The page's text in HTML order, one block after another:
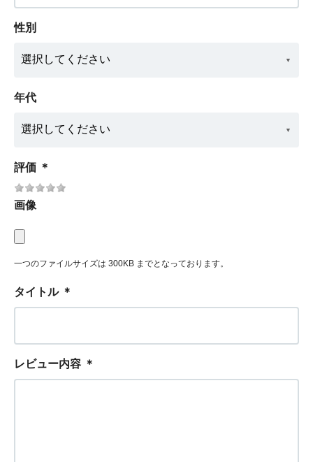
性別
年代
評価 ＊
画像
一つのファイルサイズは 300KB までとなっております。
タイトル ＊
レビュー内容 ＊